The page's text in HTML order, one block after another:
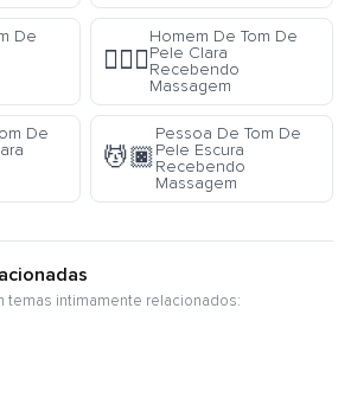
De
💆🏻‍♂️
Homem De Tom De
Pele Clara
Recebendo
Massagem
De
💆🏿
Pessoa De Tom De
Pele Escura
Recebendo
Massagem
temas intimamente relacionados: